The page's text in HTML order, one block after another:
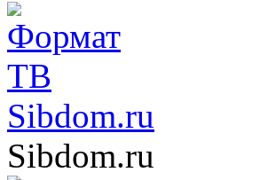
Sibdom.ru
Sibdom.ru